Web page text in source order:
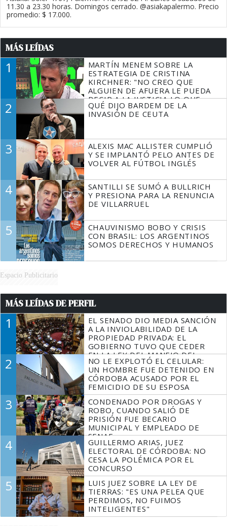
11.30 a 23.30 horas. Domingos cerrado. @asiakapalermo. Precio
promedio: $ 17.000.
MÁS LEÍDAS
1
MARTÍN MENEM SOBRE LA
ESTRATEGIA DE CRISTINA
KIRCHNER: "NO CREO QUE
ALGUIEN DE AFUERA LE PUEDA
DECIR A LA JUSTICIA LO QUE
TIENE QUE HACER"
2
QUÉ DIJO BARDEM DE LA
INVASIÓN DE CEUTA
3
ALEXIS MAC ALLISTER CUMPLIÓ
Y SE IMPLANTÓ PELO ANTES DE
VOLVER AL FÚTBOL INGLÉS
4
SANTILLI SE SUMÓ A BULLRICH
Y PRESIONA PARA LA RENUNCIA
DE VILLARRUEL
5
CHAUVINISMO BOBO Y CRISIS
CON BRASIL: LOS ARGENTINOS
SOMOS DERECHOS Y HUMANOS
Espacio Publicitario
MÁS LEÍDAS DE PERFIL
1
EL SENADO DIO MEDIA SANCIÓN
A LA INVIOLABILIDAD DE LA
PROPIEDAD PRIVADA: EL
GOBIERNO TUVO QUE CEDER
EN LA LEY DEL MANEJO DEL
FUEGO
2
NO LE EXPLOTÓ EL CELULAR:
UN HOMBRE FUE DETENIDO EN
CÓRDOBA ACUSADO POR EL
FEMICIDIO DE SU ESPOSA
3
CONDENADO POR DROGAS Y
ROBO, CUANDO SALIÓ DE
PRISIÓN FUE BECARIO
MUNICIPAL Y EMPLEADO DE
SENAF
4
GUILLERMO ARIAS, JUEZ
ELECTORAL DE CÓRDOBA: NO
CESA LA POLÉMICA POR EL
CONCURSO
5
LUIS JUEZ SOBRE LA LEY DE
TIERRAS: "ES UNA PELEA QUE
PERDIMOS, NO FUIMOS
INTELIGENTES"